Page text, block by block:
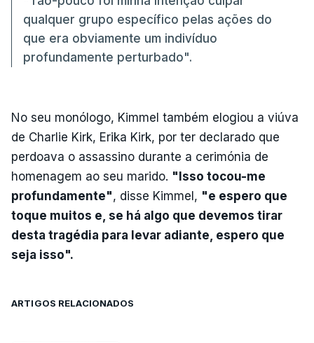
qualquer grupo específico pelas ações do
que era obviamente um indivíduo
profundamente perturbado".
No seu monólogo, Kimmel também elogiou a viúva
de Charlie Kirk, Erika Kirk, por ter declarado que
perdoava o assassino durante a cerimónia de
homenagem ao seu marido. "Isso tocou-me
profundamente", disse Kimmel, "e espero que
toque muitos e, se há algo que devemos tirar
desta tragédia para levar adiante, espero que
seja isso".
ARTIGOS RELACIONADOS